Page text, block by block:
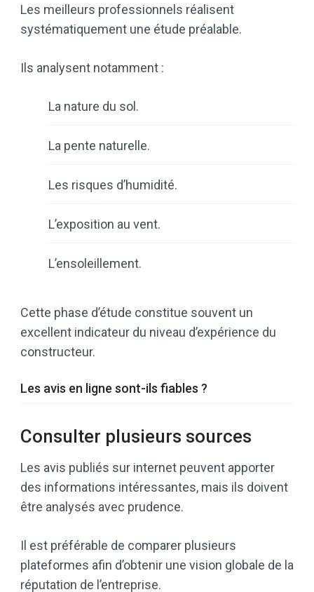
Les meilleurs professionnels réalisent
systématiquement une étude préalable.
Ils analysent notamment :
La nature du sol.
La pente naturelle.
Les risques d’humidité.
L’exposition au vent.
L’ensoleillement.
Cette phase d’étude constitue souvent un
excellent indicateur du niveau d’expérience du
constructeur.
Les avis en ligne sont-ils fiables ?
Consulter plusieurs sources
Les avis publiés sur internet peuvent apporter
des informations intéressantes, mais ils doivent
être analysés avec prudence.
Il est préférable de comparer plusieurs
plateformes afin d’obtenir une vision globale de la
réputation de l’entreprise.